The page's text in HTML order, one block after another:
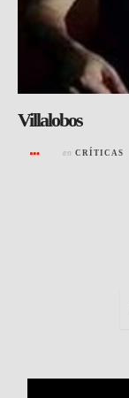
Villalobos
en CRÍTICAS